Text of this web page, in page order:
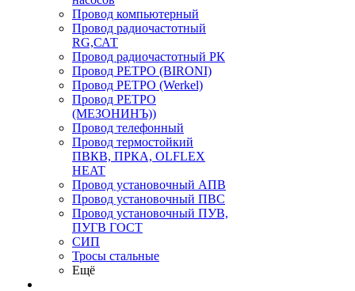
Провод компьютерный
Провод радиочастотный
RG,САТ
Провод радиочастотный РК
Провод РЕТРО (BIRONI)
Провод РЕТРО (Werkel)
Провод РЕТРО
(МЕЗОНИНЪ))
Провод телефонный
Провод термостойкий
ПВКВ, ПРКА, OLFLEX
HEAT
Провод установочный АПВ
Провод установочный ПВС
Провод установочный ПУВ,
ПУГВ ГОСТ
СИП
Тросы стальные
Ещё